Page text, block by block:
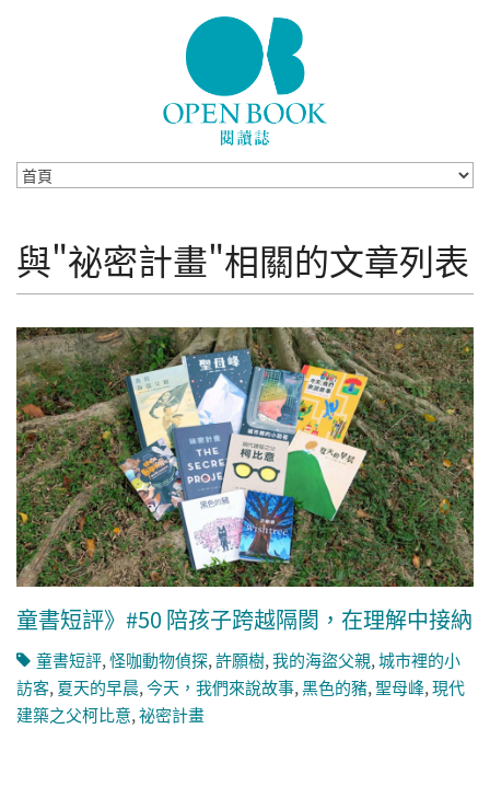
與"祕密計畫"相關的文章列表
童書短評》#50 陪孩子跨越隔閡，在理解中接納
童書短評,怪咖動物偵探,許願樹,我的海盜父親,城市裡的小
訪客,夏天的早晨,今天，我們來說故事,黑色的豬,聖母峰,現代
建築之父柯比意,祕密計畫